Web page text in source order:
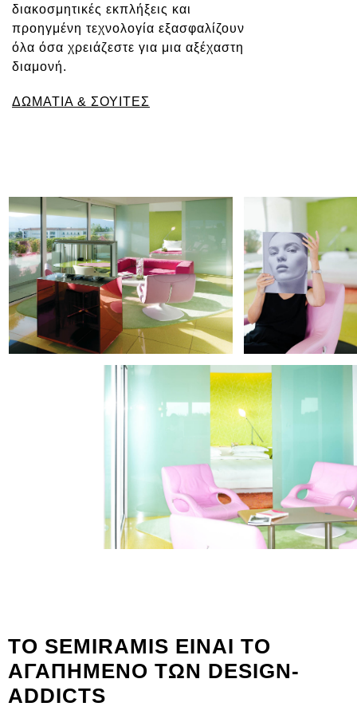
διακοσμητικές εκπλήξεις και
προηγμένη τεχνολογία εξασφαλίζουν
όλα όσα χρειάζεστε για μια αξέχαστη
διαμονή.
ΔΩΜΑΤΙΑ & ΣΟΥΙΤΕΣ
ΤΟ SEMIRAMIS ΕΙΝΑΙ ΤΟ
ΑΓΑΠΗΜΕΝΟ ΤΩΝ DESIGN-
ADDICTS